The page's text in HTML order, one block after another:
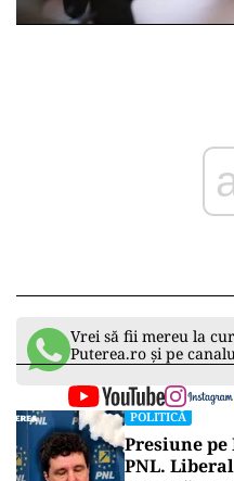
Vrei să fii mereu la
Puterea.ro și pe
POLITICĂ
Presiune
PNL.